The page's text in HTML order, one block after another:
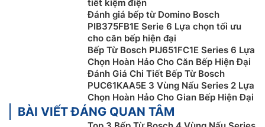
Công nghệ bếp từ
Bếp từ Bosch giá rẻPVS831FB5E chỉ tạo ra nhiệt ở
những chỗ cần thiết như ở đáy chảo nên đảm bảo an
toàn và tiện lợi hơn. Nhiệt độ thấp hơn giúp an toàn
tiết kiệm điện
Đánh giá bếp từ Domino Bosch
PIB375FB1E Serie 6 Lựa chọn tối ưu
cho căn bếp hiện đại
Bếp Từ Bosch PIJ651FC1E Series 6 Lựa
Chọn Hoàn Hảo Cho Căn Bếp Hiện Đại
Đánh Giá Chi Tiết Bếp Từ Bosch
PUC61KAA5E 3 Vùng Nấu Series 2 Lựa
Chọn Hoàn Hảo Cho Gian Bếp Hiện Đại
BÀI VIẾT ĐÁNG QUAN TÂM